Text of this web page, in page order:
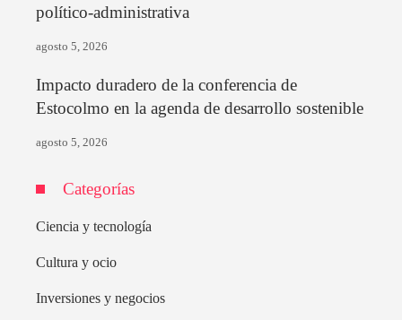
político-administrativa
agosto 5, 2026
Impacto duradero de la conferencia de
Estocolmo en la agenda de desarrollo sostenible
agosto 5, 2026
Categorías
Ciencia y tecnología
Cultura y ocio
Inversiones y negocios